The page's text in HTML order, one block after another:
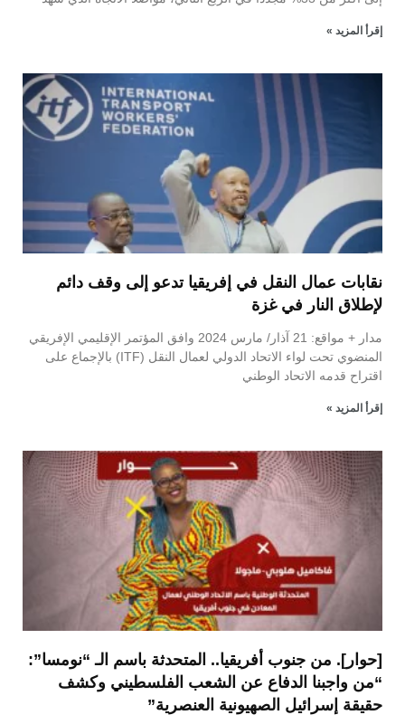
إقرأ المزيد »
نقابات عمال النقل في إفريقيا تدعو إلى وقف دائم
لإطلاق النار في غزة
مدار + مواقع: 21 آذار/ مارس 2024 وافق المؤتمر الإقليمي الإفريقي
المنضوي تحت لواء الاتحاد الدولي لعمال النقل (ITF) بالإجماع على
اقتراح قدمه الاتحاد الوطني
إقرأ المزيد »
[حوار]. من جنوب أفريقيا.. المتحدثة باسم الـ “نومسا”:
“من واجبنا الدفاع عن الشعب الفلسطيني وكشف
حقيقة إسرائيل الصهيونية العنصرية”